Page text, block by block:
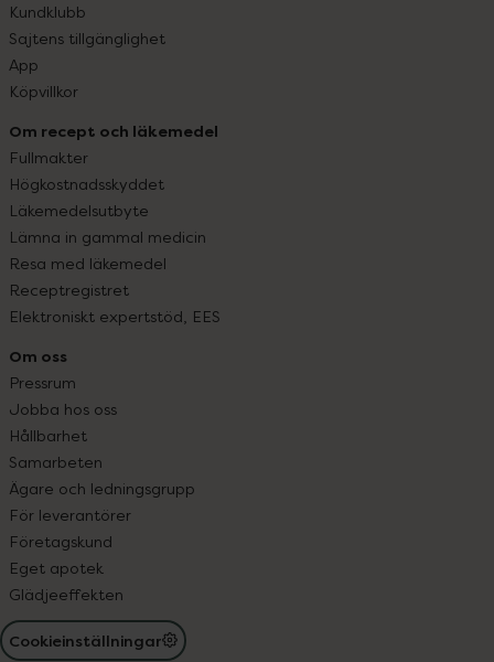
Kundklubb
Sajtens tillgänglighet
App
Köpvillkor
Om recept och läkemedel
Fullmakter
Högkostnadsskyddet
Läkemedelsutbyte
Lämna in gammal medicin
Resa med läkemedel
Receptregistret
Elektroniskt expertstöd, EES
Om oss
Pressrum
Jobba hos oss
Hållbarhet
Samarbeten
Ägare och ledningsgrupp
För leverantörer
Företagskund
Eget apotek
Glädjeeffekten
Cookieinställningar